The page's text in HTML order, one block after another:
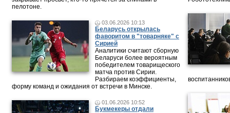
пелотоне.
03.06.2026 10:13
Беларусь открылась
фаворитом в "товарняке" с
Сирией
Аналитики считают сборную
Беларуси более вероятным
победителем товарищеского
матча против Сирии.
Разбираем коэффициенты,
форму команд и ожидания от встречи в Минске.
01.06.2026 10:52
Букмекеры отдали